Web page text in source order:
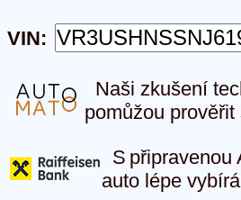
VIN:
Naši zkušení
pomůžou prověřit
S připravenou
auto lépe